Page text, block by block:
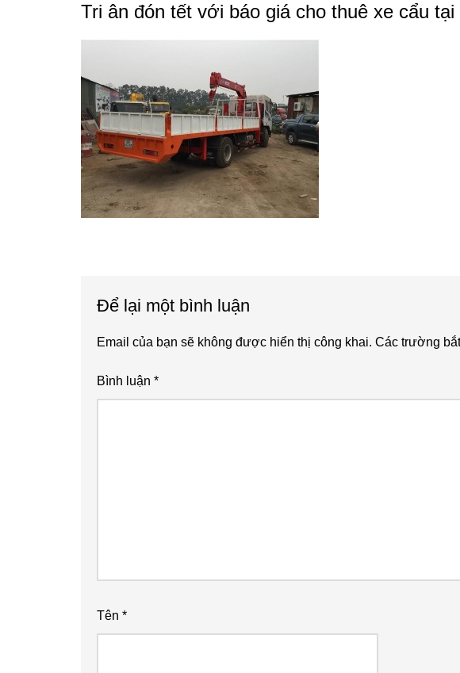
Tri ân đón tết với báo giá cho thuê xe cẩu
Interactions
Để lại một bình luận
Email của bạn sẽ không được hiển thị công khai. Các trường
Bình luận *
Tên *